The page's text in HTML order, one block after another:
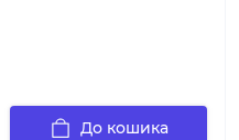
До кошика